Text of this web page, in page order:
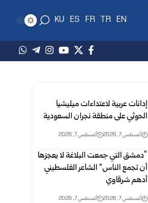
EN
TR
FR
ES
KU
إدانات عربية لاعتداءات ميليشيا
الحوثي على منطقة نجران السعودية
أغسطس 7, 2026 أغسطس 7, 2026
“دمشق التي جمعت البلاغة لا يعجزها
أن تجمع الناس” الشاعر الفلسطيني
أدهم شرقاوي
أغسطس 7, 2026 أغسطس 7, 2026